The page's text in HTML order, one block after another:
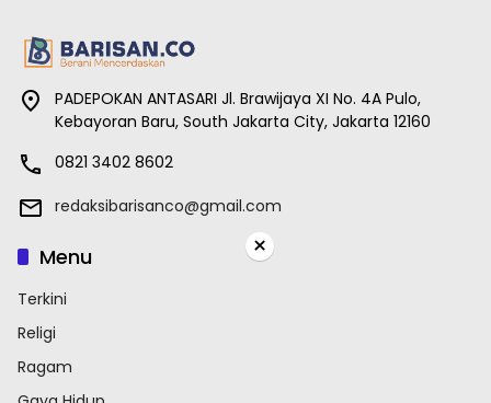
PADEPOKAN ANTASARI Jl. Brawijaya XI No. 4A Pulo,
Kebayoran Baru, South Jakarta City, Jakarta 12160
0821 3402 8602
redaksibarisanco@gmail.com
Menu
Terkini
Religi
Ragam
×